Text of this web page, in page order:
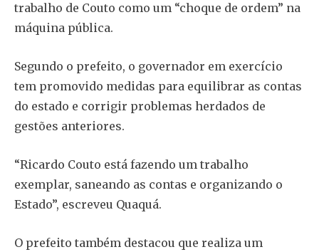
trabalho de Couto como um “choque de ordem” na
máquina pública.
Segundo o prefeito, o governador em exercício
tem promovido medidas para equilibrar as contas
do estado e corrigir problemas herdados de
gestões anteriores.
“Ricardo Couto está fazendo um trabalho
exemplar, saneando as contas e organizando o
Estado”, escreveu Quaquá.
O prefeito também destacou que realiza um